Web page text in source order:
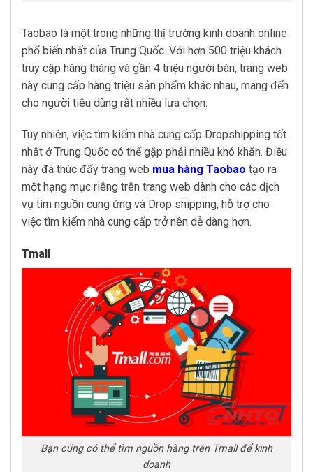
Taobao là một trong những thị trường kinh doanh online
phổ biến nhất của Trung Quốc. Với hơn 500 triệu khách
truy cập hàng tháng và gần 4 triệu người bán, trang web
này cung cấp hàng triệu sản phẩm khác nhau, mang đến
cho người tiêu dùng rất nhiều lựa chọn.
Tuy nhiên, việc tìm kiếm nhà cung cấp Dropshipping tốt
nhất ở Trung Quốc có thể gặp phải nhiều khó khăn. Điều
này đã thúc đẩy trang web mua hàng Taobao tạo ra
một hạng mục riêng trên trang web dành cho các dịch
vụ tìm nguồn cung ứng và Drop shipping, hỗ trợ cho
việc tìm kiếm nhà cung cấp trở nên dễ dàng hơn.
Tmall
Bạn cũng có thể tìm nguồn hàng trên Tmall để kinh
doanh